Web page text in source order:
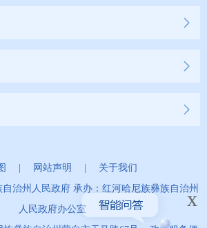
| 网站声明 | 关于我们
治州人民政府 承办：红河哈尼族彝族自治州
人民政府办公室
x